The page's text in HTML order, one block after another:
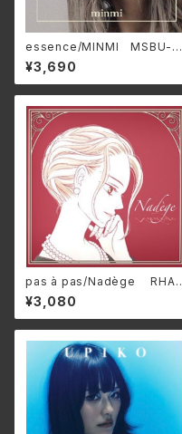
essence/MINMI MSBU-0
01
¥3,690
pas à pas/Nadège RHAP
SODIE-A1801(仕様:12インチ
レコード)
¥3,080